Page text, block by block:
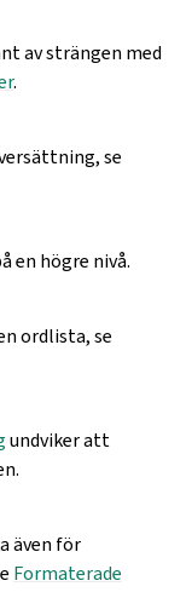
av strängen med
.
se
en högre nivå.
ordlista, se
undviker att
även för
Formaterade